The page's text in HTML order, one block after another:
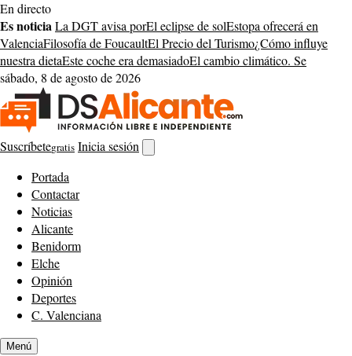
Saltar
al
contenido
En directo
Es noticiaLa DGT avisa porEl eclipse de solEstopa ofrecerá en
ValenciaFilosofía de FoucaultEl Precio del Turismo¿Cómo influye
nuestra dietaEste coche era demasiadoEl cambio climático. Se
sábado, 8 de agosto de 2026
Suscríbetegratis Inicia sesión
buscador
Portada
Contactar
Noticias
Alicante
Benidorm
Elche
Opinión
Deportes
C. Valenciana
Menú